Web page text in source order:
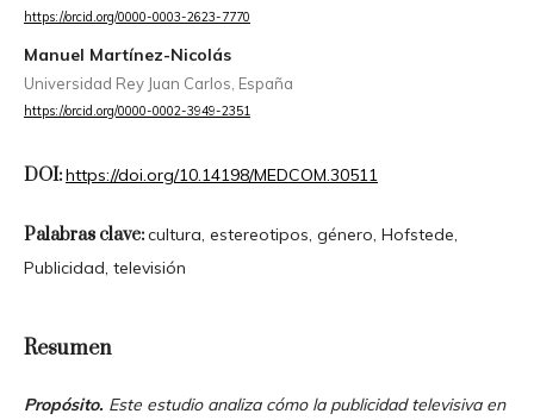
https://orcid.org/0000-0003-2623-7770
Manuel Martínez-Nicolás
Universidad Rey Juan Carlos, España
https://orcid.org/0000-0002-3949-2351
DOI:https://doi.org/10.14198/MEDCOM.30511
Palabras clave:cultura, estereotipos, género, Hofstede,
Publicidad, televisión
Resumen
Propósito. Este estudio analiza cómo la publicidad televisiva en